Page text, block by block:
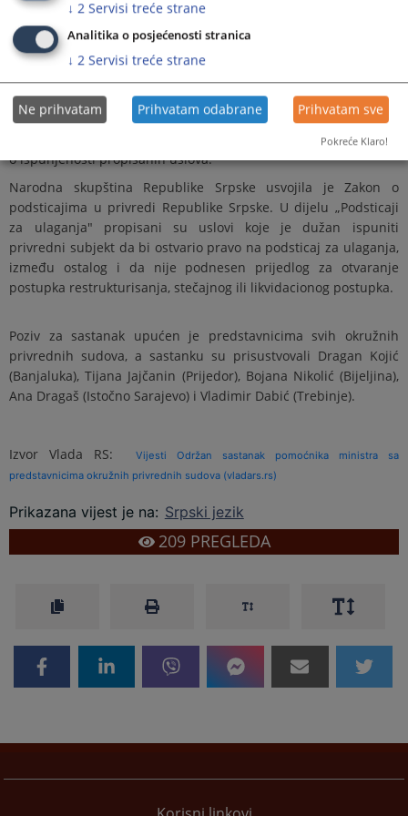
dodjelu podsticaja za ulaganja, radi provjere navedenog
uslova.
Sagovornici su pohvalili podršku koju Ministarstvo privrede i
preduzetništva pruža privrednim subjektima kroz dodjelu
podsticajnih sredstava. U cilju pojednostavljenja postupka
podnošenja zahtjeva i uštede vremena, predstavnici privrednih
sudova iskazali su spremnost da Ministarstvu dostave podatke
o ispunjenosti propisanih uslova.
Narodna skupština Republike Srpske usvojila je Zakon o
podsticajima u privredi Republike Srpske. U dijelu „Podsticaji
za ulaganja" propisani su uslovi koje je dužan ispuniti
privredni subjekt da bi ostvario pravo na podsticaj za ulaganja,
između ostalog i da nije podnesen prijedlog za otvaranje
postupka restrukturisanja, stečajnog ili likvidacionog postupka.
Poziv za sastanak upućen je predstavnicima svih okružnih
privrednih sudova, a sastanku su prisustvovali Dragan Kojić
(Banjaluka), Tijana Jajčanin (Prijedor), Bojana Nikolić (Bijeljina),
Ana Dragaš (Istočno Sarajevo) i Vladimir Dabić (Trebinje).
Izvor Vlada RS:
Vijesti Održan sastanak pomoćnika ministra sa
predstavnicima okružnih privrednih sudova (vladars.rs)
Prikazana vijest je na: Srpski jezik
209PREGLEDA
↓ 2 Servisi treće strane
Analitika o posjećenosti stranica
↓ 2 Servisi treće strane
Ne prihvatam Prihvatam odabrane Prihvatam sve
Pokreće Klaro!